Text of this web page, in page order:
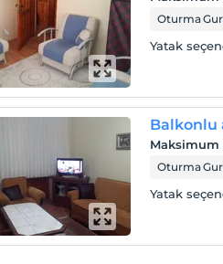
Oturma
Yatak
Balkonlu
Maksimum
Oturma
Yatak